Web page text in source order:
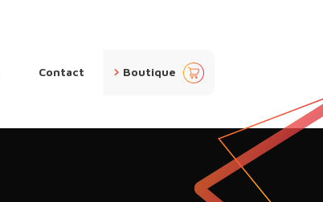
Contact Boutique pan
ier